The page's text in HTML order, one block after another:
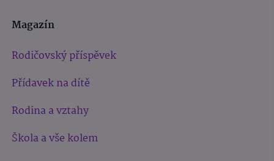
Magazín
Rodičovský příspěvek
Přídavek na dítě
Rodina a vztahy
Škola a vše kolem